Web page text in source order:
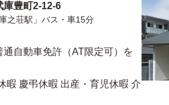
庫豊町2-12-6
之荘駅」バス・車15分
自動車免許（AT限定可）を
暇 慶弔休暇 出産・育児休暇 介